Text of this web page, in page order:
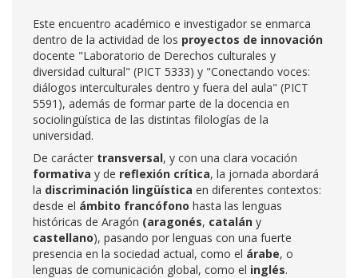
Este encuentro académico e investigador se enmarca
dentro de la actividad de los proyectos de innovación
docente "Laboratorio de Derechos culturales y
diversidad cultural" (PICT 5333) y "Conectando voces:
diálogos interculturales dentro y fuera del aula" (PICT
5591), además de formar parte de la docencia en
sociolingüística de las distintas filologías de la
universidad.
De carácter transversal, y con una clara vocación
formativa y de reflexión crítica, la jornada abordará
la discriminación lingüística en diferentes contextos:
desde el ámbito francófono hasta las lenguas
históricas de Aragón (aragonés, catalán y
castellano), pasando por lenguas con una fuerte
presencia en la sociedad actual, como el árabe, o
lenguas de comunicación global, como el inglés.